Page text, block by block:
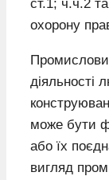
ст.1; ч.ч.2
охорону
діяльності
може бути
або їх
вигляд